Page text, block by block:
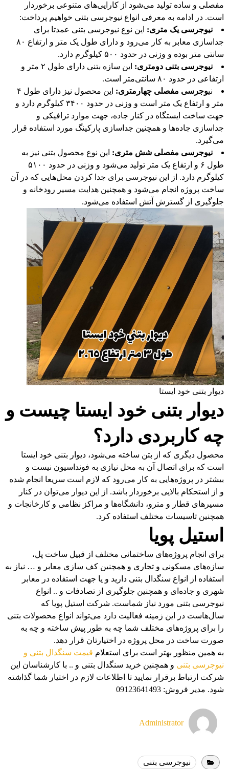
مفصلی و ساده تولید می‌شود از کارایی‌های متنوعی برخوردار
است. در ادامه به معرفی انواع نیوجرسی بتنی خواهیم پرداخت:
نیوجرسی یک متری: این نوع نیوجرسی بتنی عمدتا برای
جداسازی معابر به کار می‌رود و دارای طول یک متر و ارتفاع ۸۰
سانتی متر بوده و وزنی در حدود ۵۰۰ کیلوگرم دارد.
نیوجرسی بتنی دومتری:
این سازه بتنی دارای طول ۲ متر و
ارتفاعی در حدود ۸۰ سانتی‌متر است.
نیوجرسی مفصلی چهارمتری:
این محصول نیز دارای طول ۴
متر و ارتفاع یک متر است و وزنی در حدود ۳۴۰۰ کیلوگرم دارد و
جهت ساخت ایستگاه‌ در کنار جاده، جهت موارد ترافیکی و
جداسازی جاده‌ها و همچنین جداسازی پارکینگ مورد استفاده قرار
می‌گیرد.
نیوجرسی مفصلی شش متری: این نوع محصول بتنی نیز به
طول ۶ و ارتفاع یک متر تولید می‌شود و وزنی در حدود ۵۱۰۰
کيلوگرم دارد. از این نیوجرسی برای جدا کردن محل‌هایی که در آن
ساخت پروژه انجام می‌شود و همچنین هدایت مسیر رودخانه و
جلوگیری از گسترش آتش استفاده می‌شود.
دیوار بتنی خود ایستا
دیوار بتنی خود ایستا چیست و
چه کاربردی دارد؟
محصول دیگری که از بتن ساخته می‌شود، دیوار بتنی خود ایستا
است که برای اتصال آن به محل نیازی به فونداسیون نیست و
بیشتر در پروژه‌هایی به کار می‌رود که لازم است سریعا انجام شده
و از استحکام بالایی برخوردار باشد. از این دیوار می‌توان در کنار
مسیرهای قطار و مترو، دانشگاه‌ها و مراکز نظامی و کارخانجات و
همچنین تاسیسات مختلف استفاده کرد.
استیل پویا
برای انجام پروژه‌های ساختمانی مختلف از قبیل ساخت پل،
سازه‌های مسکونی و تجاری و همچنین کف سازی معابر و … نیاز به
استفاده از انواع سنگدال بتنی دارید و یا جهت استفاده در معابر
شهری و جاده‌ای و همچنین جلوگیری از تصادفات و .. انواع
نیوجرسی بتنی مورد نیاز شماست. شرکت استیل پویا که
سال‌هاست در این زمینه فعالیت دارد می‌تواند انواع محصولات بتنی
را برای پروژه‌های مختلف شما چه به طور پیش ساخته و چه به
صورت ساخت در محل پروژه در اختیارتان قرار دهد.
به همین منظور بهتر است برای استعلام قیمت سنگدال بتنی و
نیوجرسی بتنی و همچنین خرید سنگدال بتنی و .. با کارشناسان این
شرکت ارتباط برقرار نمایید تا اطلاعات لازم در اختیار شما گذاشته
شود. مدیر فروش: 09123641493
Administrator
نیوجرسی بتنی